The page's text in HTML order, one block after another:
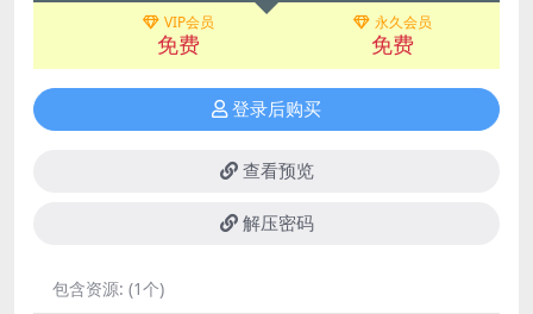
VIP会员
免费
永久会员
免费
登录后购买
查看预览
解压密码
包含资源: (1个)